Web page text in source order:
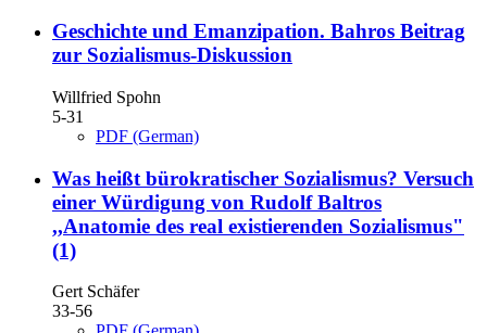
Geschichte und Emanzipation. Bahros Beitrag
zur Sozialismus-Diskussion
Willfried Spohn
5-31
PDF (German)
Was heißt bürokratischer Sozialismus? Versuch
einer Würdigung von Rudolf Baltros
,,Anatomie des real existierenden Sozialismus"
(1)
Gert Schäfer
33-56